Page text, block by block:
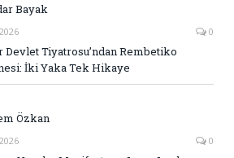
Bayak
0
Devlet Tiyatrosu’ndan Rembetiko
İki Yaka Tek Hikaye
Özkan
0